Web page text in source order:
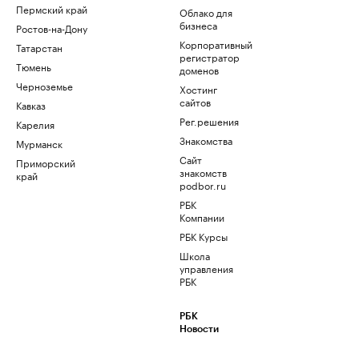
Пермский край
Ростов-на-Дону
Татарстан
Тюмень
Черноземье
Кавказ
Карелия
Мурманск
Приморский
край
Облако для
бизнеса
Корпоративный
регистратор
доменов
Хостинг
сайтов
Рег.решения
Знакомства
Сайт
знакомств
podbor.ru
РБК
Компании
РБК Курсы
Школа
управления
РБК
РБК
Новости